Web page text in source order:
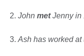
2. John metJenny in
3. Ash has worked at